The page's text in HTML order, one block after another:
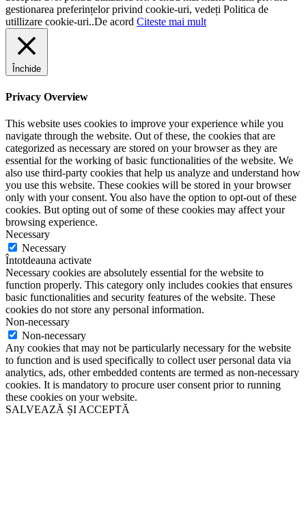
gestionarea preferințelor privind cookie-uri, vedeți Politica de
utillizare cookie-uri..De acord Citeste mai mult
Închide
Privacy Overview
This website uses cookies to improve your experience while you
navigate through the website. Out of these, the cookies that are
categorized as necessary are stored on your browser as they are
essential for the working of basic functionalities of the website. We
also use third-party cookies that help us analyze and understand how
you use this website. These cookies will be stored in your browser
only with your consent. You also have the option to opt-out of these
cookies. But opting out of some of these cookies may affect your
browsing experience.
Necessary
Necessary
Întotdeauna activate
Necessary cookies are absolutely essential for the website to
function properly. This category only includes cookies that ensures
basic functionalities and security features of the website. These
cookies do not store any personal information.
Non-necessary
Non-necessary
Any cookies that may not be particularly necessary for the website
to function and is used specifically to collect user personal data via
analytics, ads, other embedded contents are termed as non-necessary
cookies. It is mandatory to procure user consent prior to running
these cookies on your website.
SALVEAZĂ ȘI ACCEPTĂ